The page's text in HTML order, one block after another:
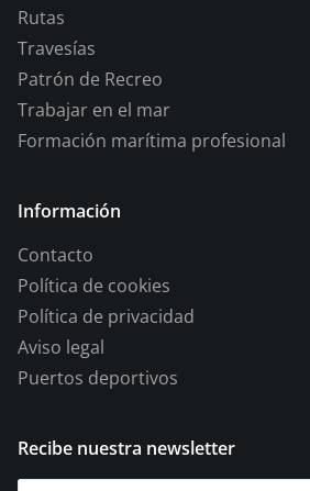
Rutas
Travesías
Patrón de Recreo
Trabajar en el mar
Formación marítima profesional
Información
Contacto
Política de cookies
Política de privacidad
Aviso legal
Puertos deportivos
Recibe nuestra newsletter